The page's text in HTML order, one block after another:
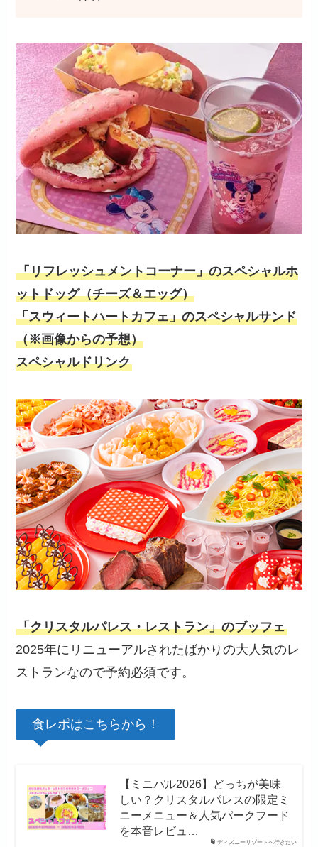
「リフレッシュメントコーナー」のスペシャルホ
ットドッグ（チーズ＆エッグ）
「スウィートハートカフェ」のスペシャルサンド
（※画像からの予想）
スペシャルドリンク
「クリスタルパレス・レストラン」のブッフェ
2025年にリニューアルされたばかりの大人気のレ
ストランなので予約必須です。
食レポはこちらから！
ディズニーリゾートへ行きたい
【ミニパル2026】どっちが美味
しい？クリスタルパレスの限定ミ
ニーメニュー＆人気パークフード
を本音レビュ…